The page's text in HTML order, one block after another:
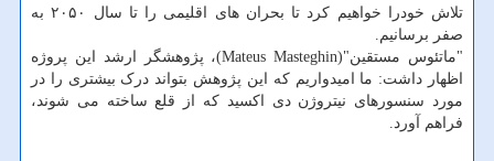
تلاش خودرا خواهیم کرد تا بحران های اقلیمی را تا سال ۲۰۵۰ به
صفر برسانیم.
"ماتئوس مستقین"(Mateus Masteghin)، پژوهشگر ارشد این پروژه
اظهار داشت: ما امیدواریم که این پژوهش بتواند درک بیشتری را در
مورد سنسورهای نیتروژن دی اکسید که از قلع ساخته می شوند،
فراهم آورد.